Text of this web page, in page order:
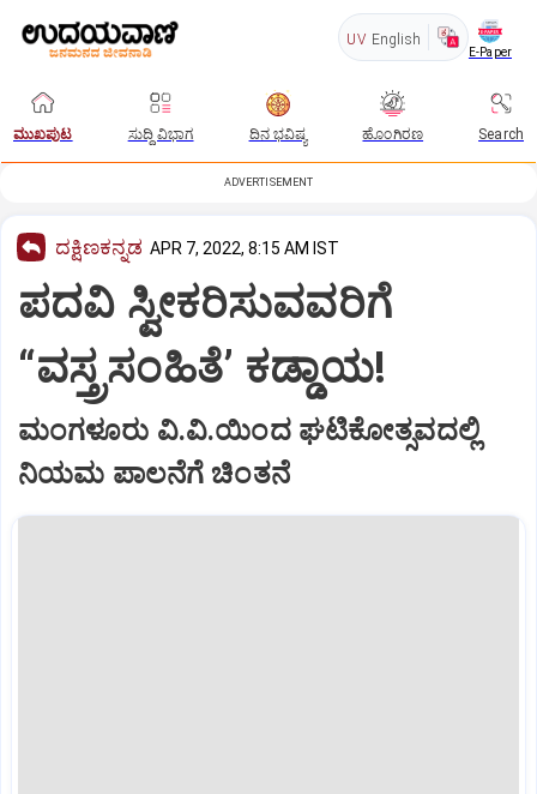
UV English
E-Paper
ಮುಖಪುಟ ಸುದ್ದಿ ವಿಭಾಗ ದಿನ ಭವಿಷ್ಯ ಹೊಂಗಿರಣ Search
ADVERTISEMENT
ದಕ್ಷಿಣಕನ್ನಡ APR 7, 2022, 8:15 AM IST
ಪದವಿ ಸ್ವೀಕರಿಸುವವರಿಗೆ
“ವಸ್ತ್ರಸಂಹಿತೆ’ ಕಡ್ಡಾಯ!
ಮಂಗಳೂರು ವಿ.ವಿ.ಯಿಂದ ಘಟಿಕೋತ್ಸವದಲ್ಲಿ
ನಿಯಮ ಪಾಲನೆಗೆ ಚಿಂತನೆ